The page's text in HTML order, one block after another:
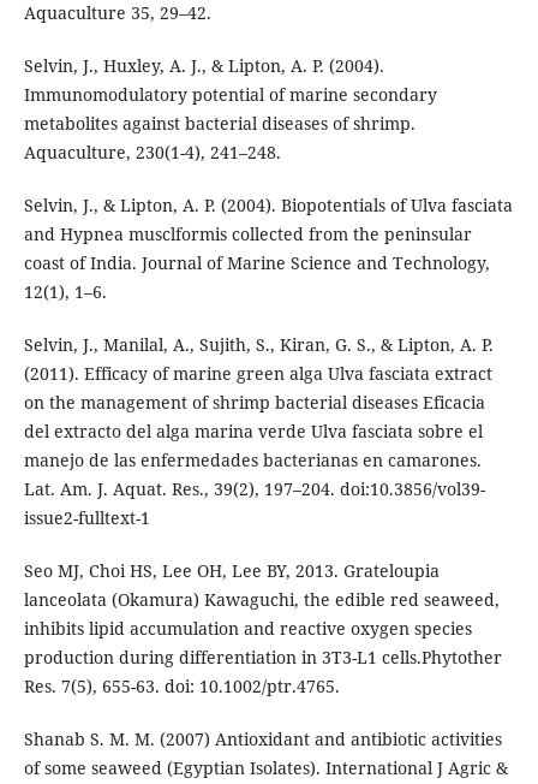
Aquaculture 35, 29–42.
Selvin, J., Huxley, A. J., & Lipton, A. P. (2004).
Immunomodulatory potential of marine secondary
metabolites against bacterial diseases of shrimp.
Aquaculture, 230(1-4), 241–248.
Selvin, J., & Lipton, A. P. (2004). Biopotentials of Ulva fasciata
and Hypnea musclformis collected from the peninsular
coast of India. Journal of Marine Science and Technology,
12(1), 1–6.
Selvin, J., Manilal, A., Sujith, S., Kiran, G. S., & Lipton, A. P.
(2011). Efficacy of marine green alga Ulva fasciata extract
on the management of shrimp bacterial diseases Eficacia
del extracto del alga marina verde Ulva fasciata sobre el
manejo de las enfermedades bacterianas en camarones.
Lat. Am. J. Aquat. Res., 39(2), 197–204. doi:10.3856/vol39-
issue2-fulltext-1
Seo MJ, Choi HS, Lee OH, Lee BY, 2013. Grateloupia
lanceolata (Okamura) Kawaguchi, the edible red seaweed,
inhibits lipid accumulation and reactive oxygen species
production during differentiation in 3T3-L1 cells.Phytother
Res. 7(5), 655-63. doi: 10.1002/ptr.4765.
Shanab S. M. M. (2007) Antioxidant and antibiotic activities
of some seaweed (Egyptian Isolates). International J Agric &